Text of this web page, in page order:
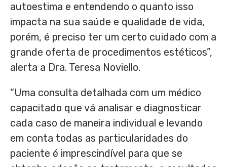
autoestima e entendendo o quanto isso
impacta na sua saúde e qualidade de vida,
porém, é preciso ter um certo cuidado com a
grande oferta de procedimentos estéticos”,
alerta a Dra. Teresa Noviello.
“Uma consulta detalhada com um médico
capacitado que vá analisar e diagnosticar
cada caso de maneira individual e levando
em conta todas as particularidades do
paciente é imprescindível para que se